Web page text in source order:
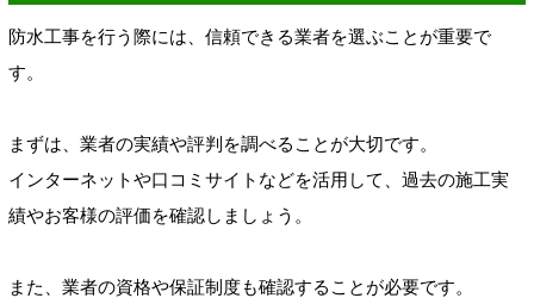
防水工事を行う際には、信頼できる業者を選ぶことが重要で
す。
まずは、業者の実績や評判を調べることが大切です。
インターネットや口コミサイトなどを活用して、過去の施工実
績やお客様の評価を確認しましょう。
また、業者の資格や保証制度も確認することが必要です。